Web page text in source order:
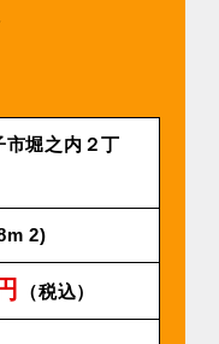
市堀之内２丁
2)
（税込）